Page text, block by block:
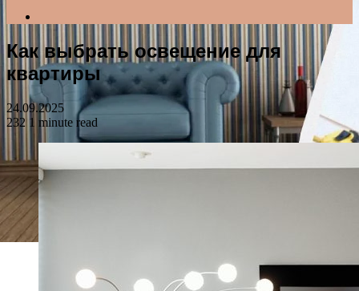
Как выбрать освещение для
квартиры
24.09.2025
232 1 minute read